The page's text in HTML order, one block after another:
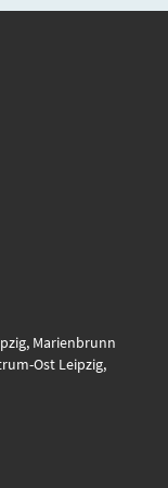
Marienbrunn
Ost Leipzig,